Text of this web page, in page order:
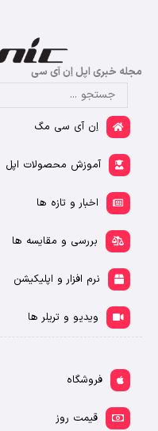
مجله خبری اپل اِن آی سی
اِن آی سی مگ
آموزش محصولات اپل
اخبار و تازه ها
بررسی و مقایسه ها
نرم افزار و اپلیکیشن
ویدیو و تریلر ها
فروشگاه
قیمت روز